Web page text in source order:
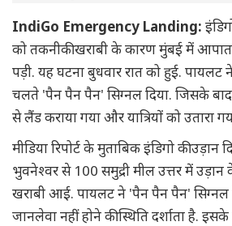
IndiGo Emergency Landing:
को तकनीकी खराबी के कारण मुंबई में
पड़ी. यह घटना बुधवार रात को हुई.
चलते 'पैन पैन पैन' सिग्नल दिया. जिसके बाद
से लैंड कराया गया और यात्रियों को उतारा
मीडिया रिपोर्ट के मुताबिक इंडिगो की उड़ान
भुवनेश्वर से 100 समुद्री मील उत्तर में
खराबी आई. पायलट ने 'पैन पैन पैन' सिग्नल
जानलेवा नहीं होने की स्थिति दर्शाता है.